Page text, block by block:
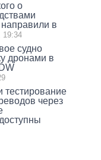
о
в
19:34
судно
дронами в
тестирование
через